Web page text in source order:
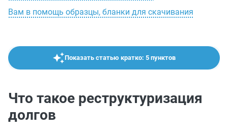
Вам в помощь образцы, бланки для скачивания
Показать статью кратко: 5 пунктов
Что такое реструктуризация
долгов